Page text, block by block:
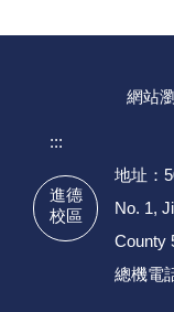
網站
:::
進德
校區
地址：
No. 1,
County
總機電